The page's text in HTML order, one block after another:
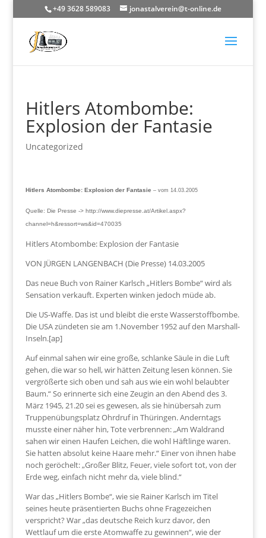
+49 3628 589083 jonastalverein@t-online.de
Hitlers Atombombe:
Explosion der Fantasie
Uncategorized
Hitlers Atombombe: Explosion der Fantasie – vom 14.03.2005
Quelle: Die Presse -> http://www.diepresse.at/Artikel.aspx?
channel=h&ressort=ws&id=470035
Hitlers Atombombe: Explosion der Fantasie
VON JÜRGEN LANGENBACH (Die Presse) 14.03.2005
Das neue Buch von Rainer Karlsch „Hitlers Bombe“ wird als
Sensation verkauft. Experten winken jedoch müde ab.
Die US-Waffe. Das ist und bleibt die erste Wasserstoffbombe.
Die USA zündeten sie am 1.November 1952 auf den Marshall-
Inseln.[ap]
Auf einmal sahen wir eine große, schlanke Säule in die Luft
gehen, die war so hell, wir hätten Zeitung lesen können. Sie
vergrößerte sich oben und sah aus wie ein wohl belaubter
Baum.“ So erinnerte sich eine Zeugin an den Abend des 3.
März 1945, 21.20 sei es gewesen, als sie hinübersah zum
Truppenübungsplatz Ohrdruf in Thüringen. Anderntags
musste einer näher hin, Tote verbrennen: „Am Waldrand
sahen wir einen Haufen Leichen, die wohl Häftlinge waren.
Sie hatten absolut keine Haare mehr.“ Einer von ihnen habe
noch geröchelt: „Großer Blitz, Feuer, viele sofort tot, von der
Erde weg, einfach nicht mehr da, viele blind.“
War das „Hitlers Bombe“, wie sie Rainer Karlsch im Titel
seines heute präsentierten Buchs ohne Fragezeichen
verspricht? War „das deutsche Reich kurz davor, den
Wettlauf um die erste Atomwaffe zu gewinnen“, wie der